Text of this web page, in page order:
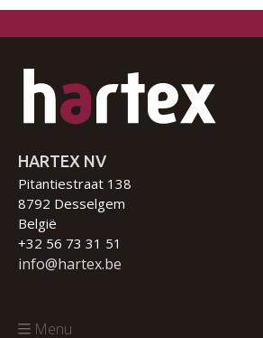
HARTEX NV
Pitantiestraat 138
8792 Desselgem
België
+32 56 73 31 51
info@hartex.be
Menu